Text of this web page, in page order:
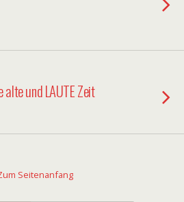
und LAUTE Zeit
Seitenanfang